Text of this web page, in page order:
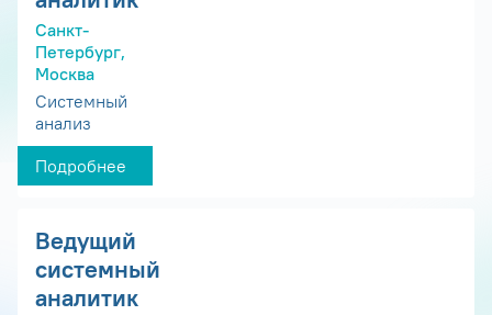
Санкт-
Петербург,
Москва
Системный
анализ
Подробнее
Ведущий
системный
аналитик